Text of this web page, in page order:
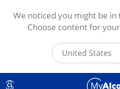
Pasar al contenido principal
CL
We noticed you might be in
Choose content for
United States